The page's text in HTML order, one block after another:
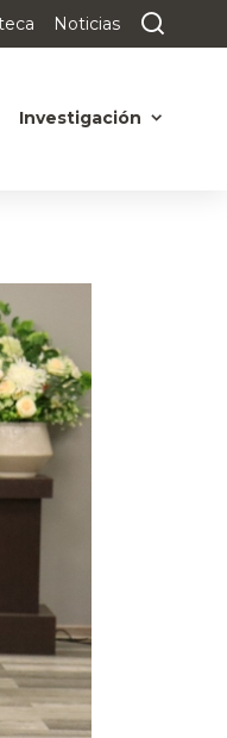
Noticias
Investigación